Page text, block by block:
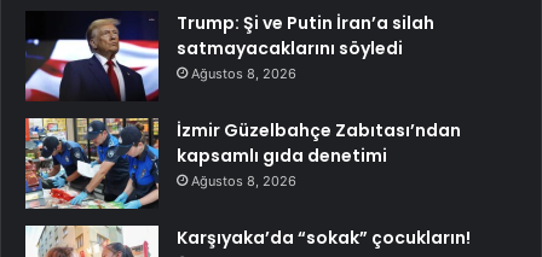
Trump: Şi ve Putin İran’a silah
satmayacaklarını söyledi
Ağustos 8, 2026
İzmir Güzelbahçe Zabıtası’ndan
kapsamlı gıda denetimi
Ağustos 8, 2026
Karşıyaka’da “sokak” çocukların!